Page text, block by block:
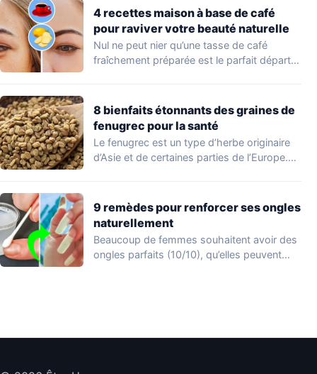
4 recettes maison à base de café
pour raviver votre beauté naturelle
Nul ne peut nier qu’une tasse de café
fraîchement préparée est le parfait départ…
8 bienfaits étonnants des graines de
fenugrec pour la santé
Le fenugrec est un type d’herbe originaire
d’Asie et de certaines parties de l’Europe.…
9 remèdes pour renforcer ses ongles
naturellement
Beaucoup de femmes souhaitent avoir des
ongles parfaits (10/10), qu’elles peuvent